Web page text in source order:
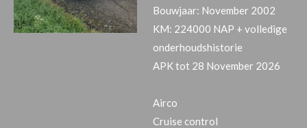
Bouwjaar: November 2002
KM: 224000 NAP + volledige
onderhoudshistorie
APK tot 28 November 2026
Airco
Cruise control